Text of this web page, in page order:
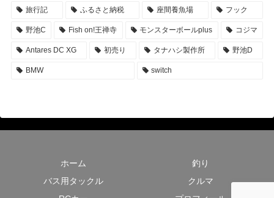
旅行記 ふるさと納税 座間養魚場 フック
野池C Fish on!王禅寺 モンスターボールplus コジマ
Antares DC XG 初売り タナハシ製作所 野池D
BMW switch
ホーム
釣り
バス用タックル
クルマ